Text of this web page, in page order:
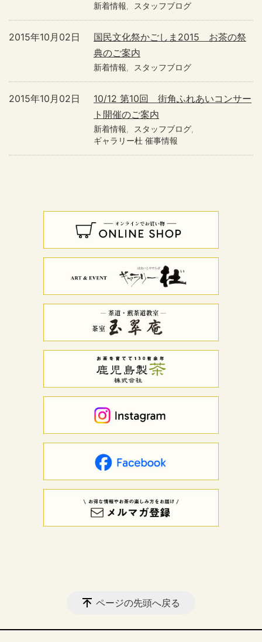
新着情報 スタッフブログ
国民文化祭かごしま2015 お茶の祭
典のご案内
2015年10月02日
新着情報 スタッフブログ
10/12 第10回 街角ふれあいコンサー
ト開催のご案内
2015年10月02日
新着情報
スタッフブログ
ギャラリー杜 催事情報
ページの先頭へ戻る